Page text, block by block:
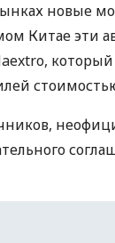
новые
Китае эти
который